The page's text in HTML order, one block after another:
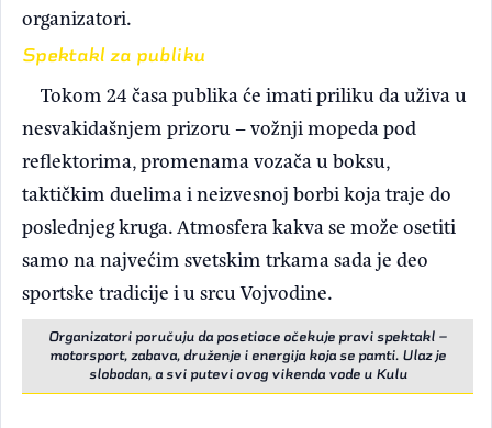
organizatori.
Spektakl za publiku
Tokom 24 časa publika će imati priliku da uživa u
nesvakidašnjem prizoru – vožnji mopeda pod
reflektorima, promenama vozača u boksu,
taktičkim duelima i neizvesnoj borbi koja traje do
poslednjeg kruga. Atmosfera kakva se može osetiti
samo na najvećim svetskim trkama sada je deo
sportske tradicije i u srcu Vojvodine.
Organizatori poručuju da posetioce očekuje pravi spektakl –
motorsport, zabava, druženje i energija koja se pamti. Ulaz je
slobodan, a svi putevi ovog vikenda vode u Kulu